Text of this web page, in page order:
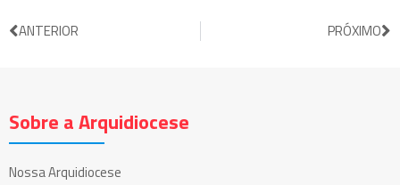
ANTERIOR PRÓXIMO
Sobre a Arquidiocese
Nossa Arquidiocese